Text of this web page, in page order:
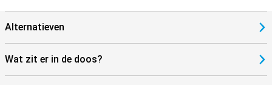
Alternatieven
Wat zit er in de doos?